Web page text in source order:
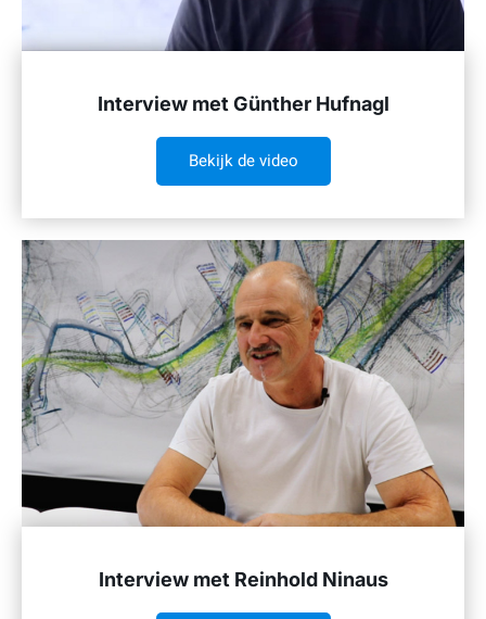
Interview met Günther Hufnagl
Bekijk de video
Interview met Reinhold Ninaus